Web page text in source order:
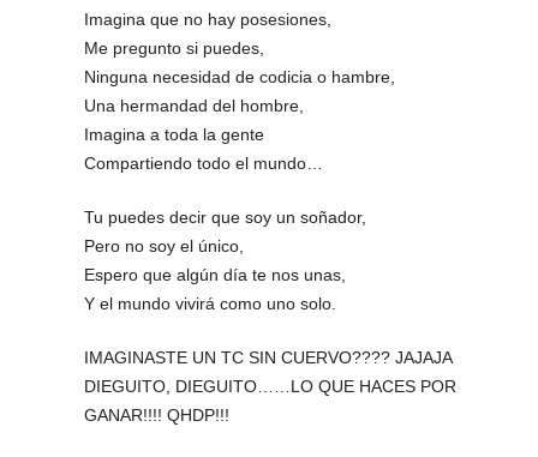
Imagina que no hay posesiones,
Me pregunto si puedes,
Ninguna necesidad de codicia o hambre,
Una hermandad del hombre,
Imagina a toda la gente
Compartiendo todo el mundo…
Tu puedes decir que soy un soñador,
Pero no soy el único,
Espero que algún día te nos unas,
Y el mundo vivirá como uno solo.
IMAGINASTE UN TC SIN CUERVO???? JAJAJA
DIEGUITO, DIEGUITO……LO QUE HACES POR
GANAR!!!! QHDP!!!